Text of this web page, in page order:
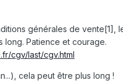
générales de vente[1],
long. Patience et courage.
cgv/last/cgv.html
cela peut être plus long !